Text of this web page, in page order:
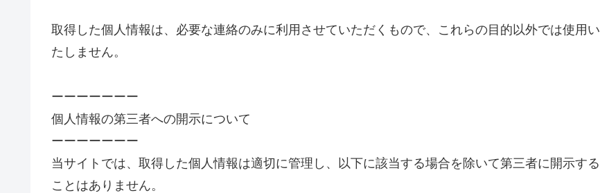
取得した個人情報は、必要な連絡のみに利用させていただくもので、これらの目的以外では使用い
たしません。
ーーーーーーー
個人情報の第三者への開示について
ーーーーーーー
当サイトでは、取得した個人情報は適切に管理し、以下に該当する場合を除いて第三者に開示する
ことはありません。